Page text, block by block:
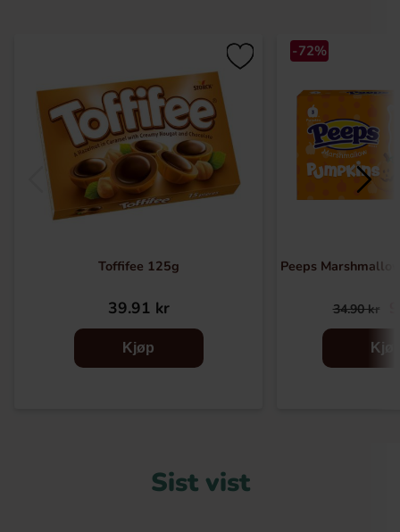
Toffifee 125g
39.91 kr
Kjøp
-72%
Peeps
34.90 kr
Sist vist